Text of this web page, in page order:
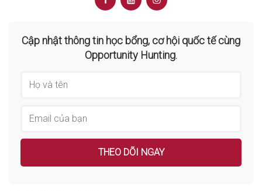
Cập nhật thông tin học bổng, cơ hội quốc tế cùng
Opportunity Hunting.